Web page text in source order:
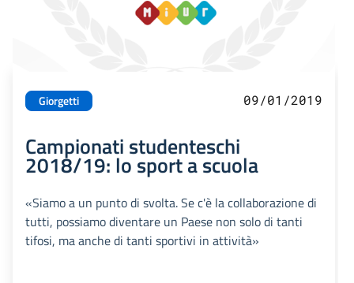
Giorgetti 09/01/2019
Campionati studenteschi
2018/19: lo sport a scuola
«Siamo a un punto di svolta. Se c'è la collaborazione di
tutti, possiamo diventare un Paese non solo di tanti
tifosi, ma anche di tanti sportivi in attività»